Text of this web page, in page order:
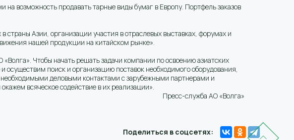
возможность продавать тарные виды бумаг в Европу. Портфель заказов
Азии, организации участия в отраслевых выставках, форумах и
нашей продукции на китайском рынке».
Чтобы начать решать задачи компании по освоению азиатских
поиск и организацию поставок необходимого оборудования,
деловыми контактами с зарубежными партнерами и
всяческое содействие в их реализации».
Пресс-служба АО «Волга»
Поделиться в соцсетях: